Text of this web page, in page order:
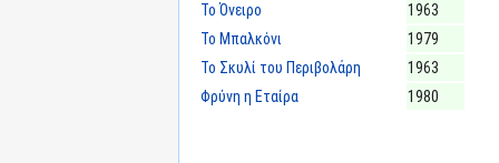
Το Όνειρο
1963
Το Μπαλκόνι
1979
Το Σκυλί του Περιβολάρη
1963
Φρύνη η Εταίρα
1980